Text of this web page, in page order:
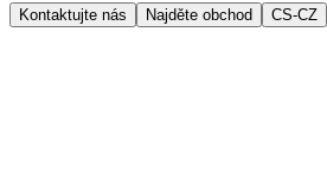
Kontaktujte nás Najděte obchod CS-CZ